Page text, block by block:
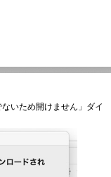
いため開けません」ダイ